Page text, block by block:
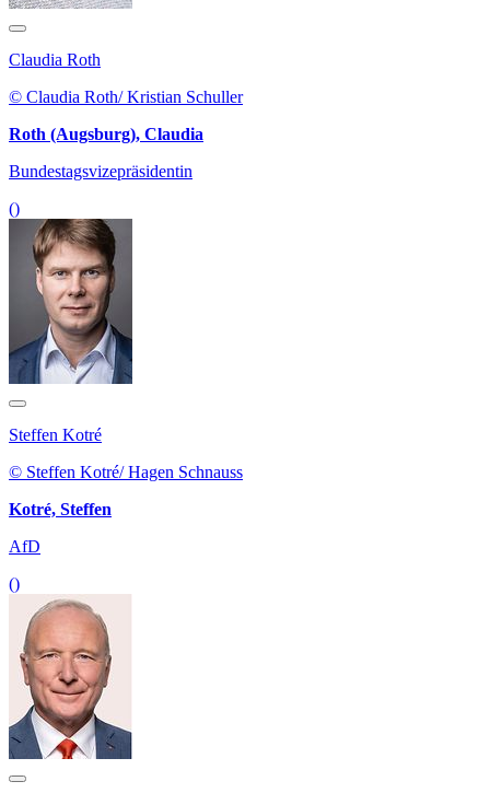
Claudia Roth
© Claudia Roth/ Kristian Schuller
Roth (Augsburg), Claudia
Bundestagsvizepräsidentin
()
Steffen Kotré
© Steffen Kotré/ Hagen Schnauss
Kotré, Steffen
AfD
()